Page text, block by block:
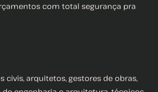
com total segurança pra
nas suas obras e acabar com
prejuízos.
nada sobre quantitativos de
precificar a mão de obra, por
sair dessa semana sabendo o
civis, arquitetos, gestores de obras,